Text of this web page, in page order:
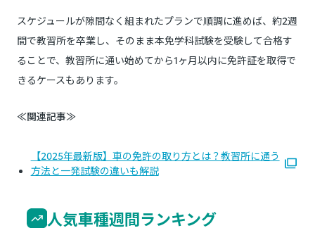
スケジュールが隙間なく組まれたプランで順調に進めば、約2週
間で教習所を卒業し、そのまま本免学科試験を受験して合格す
ることで、教習所に通い始めてから1ヶ月以内に免許証を取得で
きるケースもあります。
≪関連記事≫
【2025年最新版】車の免許の取り方とは？教習所に通う
方法と一発試験の違いも解説